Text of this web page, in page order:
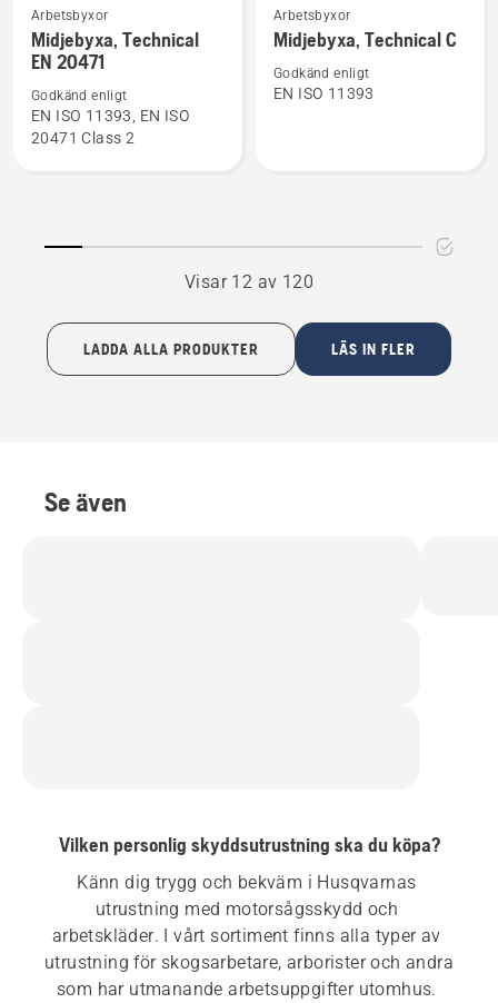
Se
mer
information
om
Midjebyxa,
Technical
Arbetsbyxor
Midjebyxa, Technical
EN 20471
Godkänd enligt
EN ISO 11393, EN ISO
20471 Class 2
Se
mer
om
Arbetsbyxor
Midjebyxa, Technical C
Godkänd enligt
EN ISO 11393
Visar 12 av 120
LADDA ALLA PRODUKTER LÄS IN FLER
Se även
Vilken personlig skyddsutrustning ska du köpa?
Känn dig trygg och bekväm i Husqvarnas
utrustning med motorsågsskydd och
arbetskläder. I vårt sortiment finns alla typer av
utrustning för skogsarbetare, arborister och andra
som har utmanande arbetsuppgifter utomhus.